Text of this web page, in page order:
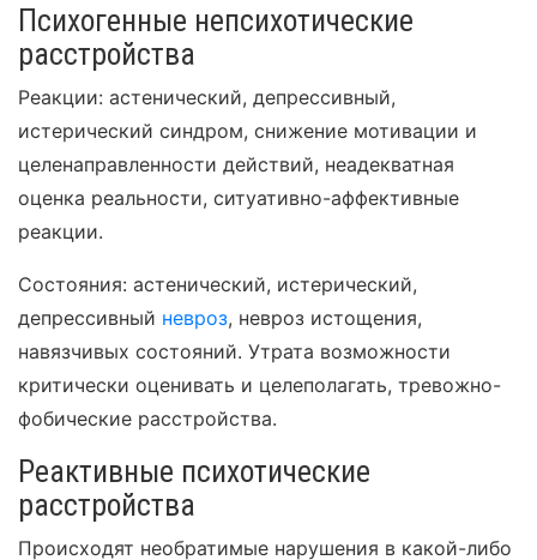
Психогенные непсихотические
расстройства
Реакции: астенический, депрессивный,
истерический синдром, снижение мотивации и
целенаправленности действий, неадекватная
оценка реальности, ситуативно-аффективные
реакции.
Состояния: астенический, истерический,
депрессивный невроз, невроз истощения,
навязчивых состояний. Утрата возможности
критически оценивать и целеполагать, тревожно-
фобические расстройства.
Реактивные психотические
расстройства
Происходят необратимые нарушения в какой-либо